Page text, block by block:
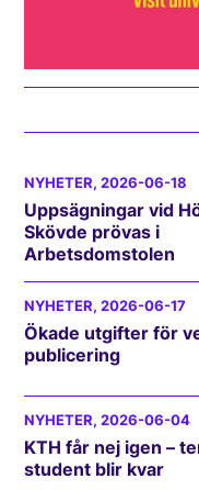
NYHETER, 2026-06-18
Uppsägningar vid
Skövde prövas i
Arbetsdomstolen
NYHETER, 2026-06-17
Ökade utgifter för
publicering
NYHETER, 2026-06-04
KTH får nej igen –
student blir kvar